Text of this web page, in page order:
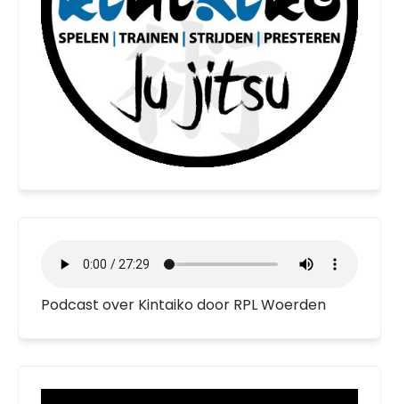
Podcast over Kintaiko door RPL Woerden